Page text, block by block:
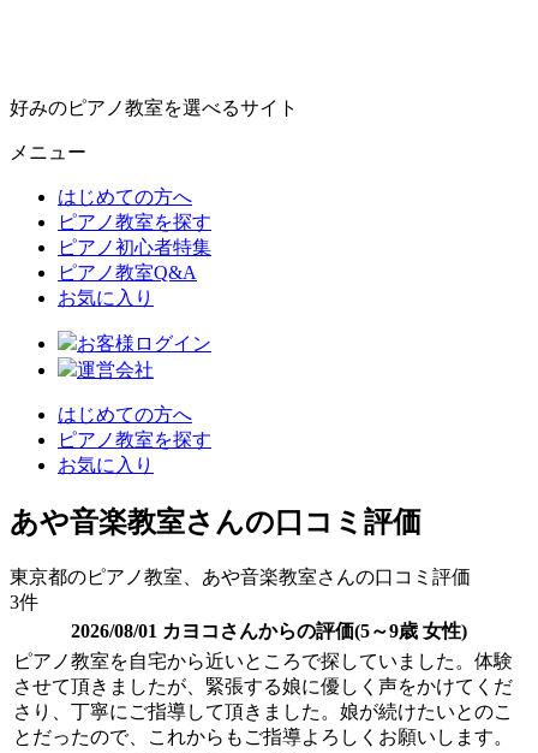
好みのピアノ教室を選べるサイト
メニュー
はじめての方へ
ピアノ教室を探す
ピアノ初心者特集
ピアノ教室Q&A
お気に入り
お客様ログイン
運営会社
はじめての方へ
ピアノ教室を探す
お気に入り
あや音楽教室さんの口コミ評価
東京都のピアノ教室、あや音楽教室さんの口コミ評価
3件
2026/08/01 カヨコさんからの評価(5～9歳 女性)
ピアノ教室を自宅から近いところで探していました。体験
させて頂きましたが、緊張する娘に優しく声をかけてくだ
さり、丁寧にご指導して頂きました。娘が続けたいとのこ
とだったので、これからもご指導よろしくお願いします。